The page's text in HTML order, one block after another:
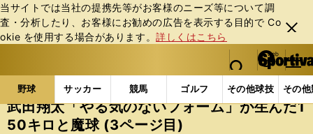
当サイトでは当社の提携先等がお客様のニーズ等について調
査・分析したり、お客様にお勧めの広告を表⽰する⽬的で Co
okie を使⽤する場合があります。詳しくはこちら
閉じ
る
web Sportiva (webスポルティーバ)
検索
マイペ
ー
ジ
メニュ
野球 サッカー 競馬 ゴルフ その他球技 その
b
ス
ポ
ル
野球の記事一覧 プロ野球 武田翔太「やる気のない
武田翔太「やる気のないフォーム」が生んだ1
50キロと魔球 (3ページ目)